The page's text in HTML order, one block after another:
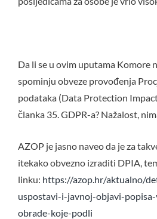
Da li se u ovim uputama Komore
spominju obveze provođenja
podataka (Data Protection
članka 35. GDPR-a? Nažalost,
AZOP je jasno naveo da je za
itekako obvezno izraditi DPIA,
linku: https://azop.hr/aktualno/
uspostavi-i-javnoj-objavi-
obrade-koje-podli